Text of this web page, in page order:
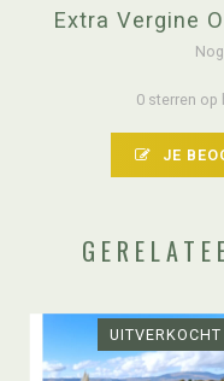
Extra Vergine
0 sterren op
JE
UITVERKOCHT